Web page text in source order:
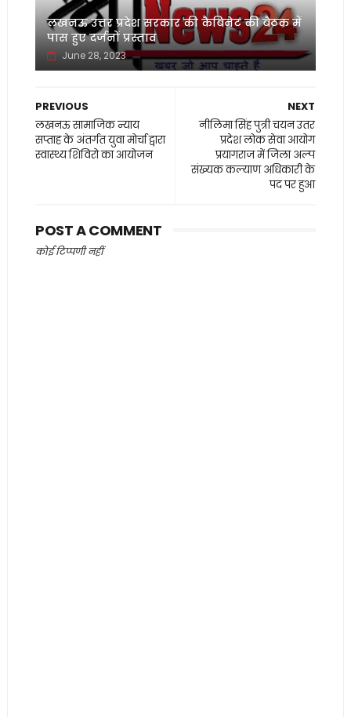
लखनऊ उत्तर प्रदेश सरकार की कैबिनेट की बैठक में
पास हुए दर्जनों प्रस्ताव
June 28, 2023
NEXT
नीलिमा सिंह पुत्री चयन उतर
प्रदेश लोक सेवा आयोग
प्रयागराज में जिला अल्प
संख्यक कल्याण अधिकारी के
पद पर हुआ
PREVIOUS
लखनऊ सामाजिक न्याय
सप्ताह के अंतर्गत युवा मोर्चा द्वारा
स्वास्थ्य शिविरो का आयोजन
POST A COMMENT
कोई टिप्पणी नहीं